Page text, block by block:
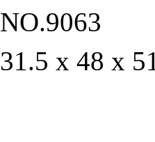
NO.9063
31.5 x 48 x